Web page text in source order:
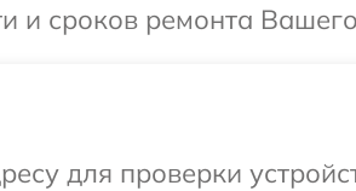
и сроков ремонта
для проверки